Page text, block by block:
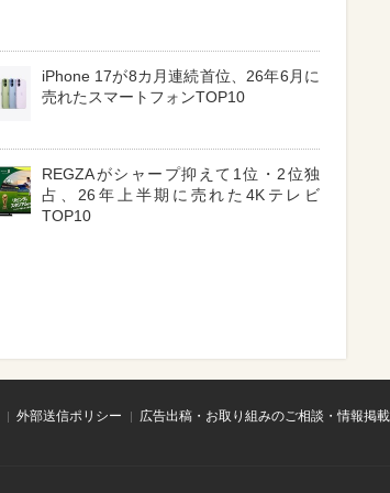
iPhone 17が8カ月連続首位、26年6月に
売れたスマートフォンTOP10
REGZAがシャープ抑えて1位・2位独
占、26年上半期に売れた4Kテレビ
TOP10
外部送信ポリシー
広告出稿・お取り組みのご相談・情報掲